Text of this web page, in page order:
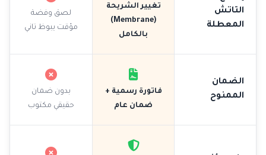
التاتش
المعطلة
تغيير الشريحة
(Membrane)
بالكامل
لصق وفضة
مؤقت يبوظ تاني
الضمان
الممنوح
فاتورة رسمية +
ضمان عام
بدون ضمان
حقيقي مكتوب